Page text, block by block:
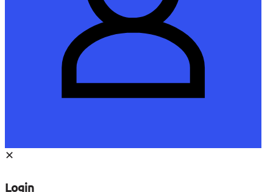
✕
Login